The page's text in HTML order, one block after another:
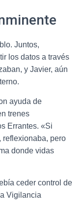
Juntos,
los datos a través
y Javier, aún
ayuda de
trenes
Errantes. «Si
pero
donde vidas
ceder control de
Vigilancia